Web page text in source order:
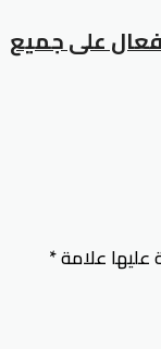
ساري وفعال على جميع
عليها علامة*